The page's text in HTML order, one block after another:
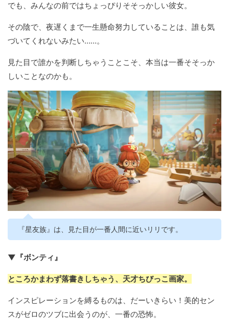
でも、みんなの前ではちょっぴりそそっかしい彼女。
その陰で、夜遅くまで一生懸命努力していることは、誰も気
づいてくれないみたい……。
見た目で誰かを判断しちゃうことこそ、本当は一番そそっか
しいことなのかも。
『星友族』は、見た目が一番人間に近いリリです。
▼『ボンティ』
ところかまわず落書きしちゃう、天才ちびっこ画家。
インスピレーションを縛るものは、だーいきらい！美的セン
スがゼロのツブに出会うのが、一番の恐怖。